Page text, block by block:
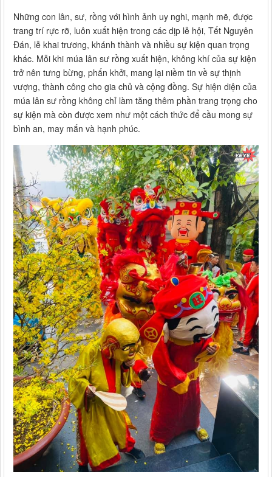
Những con lân, sư, rồng với hình ảnh uy nghi, mạnh mẽ, được
trang trí rực rỡ, luôn xuất hiện trong các dịp lễ hội, Tết Nguyên
Đán, lễ khai trương, khánh thành và nhiều sự kiện quan trọng
khác. Mỗi khi múa lân sư rồng xuất hiện, không khí của sự kiện
trở nên tưng bừng, phấn khởi, mang lại niềm tin về sự thịnh
vượng, thành công cho gia chủ và cộng đồng. Sự hiện diện của
múa lân sư rồng không chỉ làm tăng thêm phần trang trọng cho
sự kiện mà còn được xem như một cách thức để cầu mong sự
bình an, may mắn và hạnh phúc.